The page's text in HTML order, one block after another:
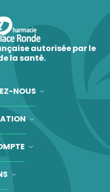
autorisée par le
la santé.
NOUS